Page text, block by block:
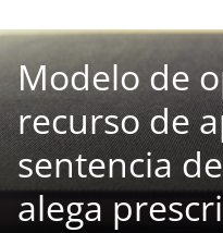
Modelo de
recurso de
sentencia
alega